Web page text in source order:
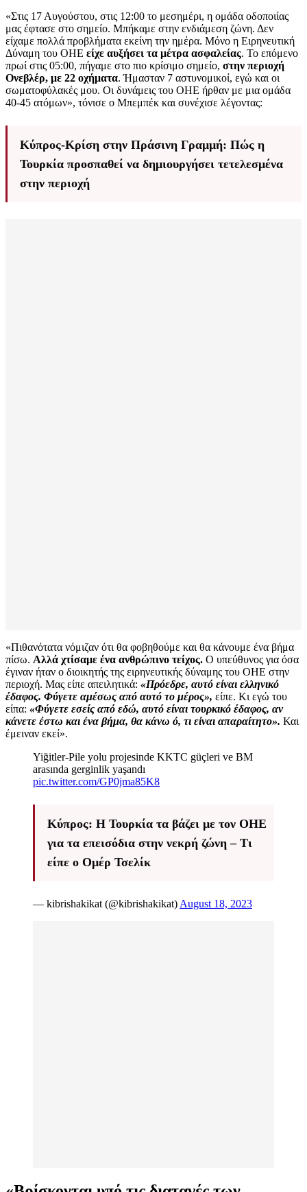
«Στις 17 Αυγούστου, στις 12:00 το μεσημέρι, η ομάδα οδοποιίας
μας έφτασε στο σημείο. Μπήκαμε στην ενδιάμεση ζώνη. Δεν
είχαμε πολλά προβλήματα εκείνη την ημέρα. Μόνο η Ειρηνευτική
Δύναμη του ΟΗΕ είχε αυξήσει τα μέτρα ασφαλείας. Το επόμενο
πρωί στις 05:00, πήγαμε στο πιο κρίσιμο σημείο, στην περιοχή
Ονεβλέρ, με 22 οχήματα. Ήμασταν 7 αστυνομικοί, εγώ και οι
σωματοφύλακές μου. Οι δυνάμεις του ΟΗΕ ήρθαν με μια ομάδα
40-45 ατόμων», τόνισε ο Μπεμπέκ και συνέχισε λέγοντας:
Κύπρος-Κρίση στην Πράσινη Γραμμή: Πώς η
Τουρκία προσπαθεί να δημιουργήσει τετελεσμένα
στην περιοχή
«Πιθανότατα νόμιζαν ότι θα φοβηθούμε και θα κάνουμε ένα βήμα
πίσω. Αλλά χτίσαμε ένα ανθρώπινο τείχος. Ο υπεύθυνος για όσα
έγιναν ήταν ο διοικητής της ειρηνευτικής δύναμης του ΟΗΕ στην
περιοχή. Μας είπε απειλητικά: «Πρόεδρε, αυτό είναι ελληνικό
έδαφος. Φύγετε αμέσως από αυτό το μέρος», είπε. Κι εγώ του
είπα: «Φύγετε εσείς από εδώ, αυτό είναι τουρκικό έδαφος, αν
κάνετε έστω και ένα βήμα, θα κάνω ό, τι είναι απαραίτητο». Και
έμειναν εκεί».
Yiğitler-Pile yolu projesinde KKTC güçleri ve BM
arasında gerginlik yaşandı
pic.twitter.com/GP0jma85K8
Κύπρος: Η Τουρκία τα βάζει με τον ΟΗΕ
για τα επεισόδια στην νεκρή ζώνη – Τι
είπε ο Ομέρ Τσελίκ
— kibrishakikat (@kibrishakikat) August 18, 2023